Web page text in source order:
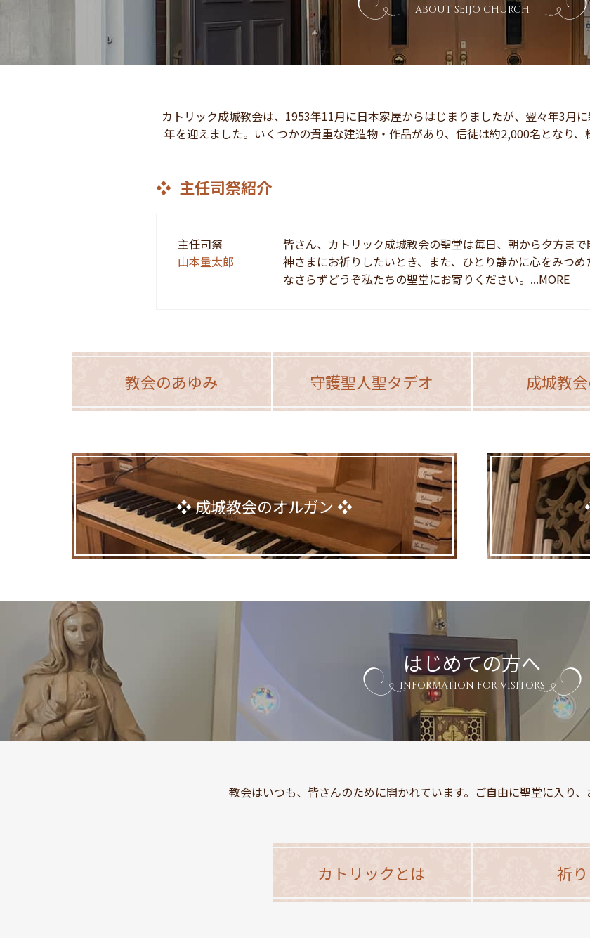
ABOUT SEIJO CHURCH
カトリック成城教会は、1953年11月に日本家屋からはじまりましたが、翌々年3月
年を迎えました。いくつかの貴重な建造物・作品があり、信徒は約2,000名となり、
主任司祭紹介
主任司祭
山本量太郎
皆さん、カトリック成城教会の聖堂は毎日、朝から夕方まで
神さまにお祈りしたいとき、また、ひとり静かに心をみつめ
なさらずどうぞ私たちの聖堂にお寄りください。...MORE
教会のあゆみ 守護聖人聖タデオ 成城教
成城教会のオルガン
はじめての方へ
INFORMATION FOR VISITORS
教会はいつも、皆さんのために開かれています。ご自由に聖堂に入り
カトリックとは 祈り